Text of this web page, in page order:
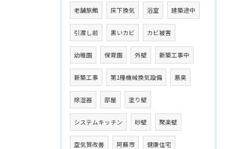
老舗旅館 床下換気 浴室 建築途中
引渡し前 黒いカビ カビ被害
幼稚園 保育園 外壁 新築工事中
新築工事 第1種機械換気設備 悪臭
除湿器 部屋 塗り壁
システムキッチン 砂壁 聚楽壁
空気質改善 阿蘇市 健康住宅